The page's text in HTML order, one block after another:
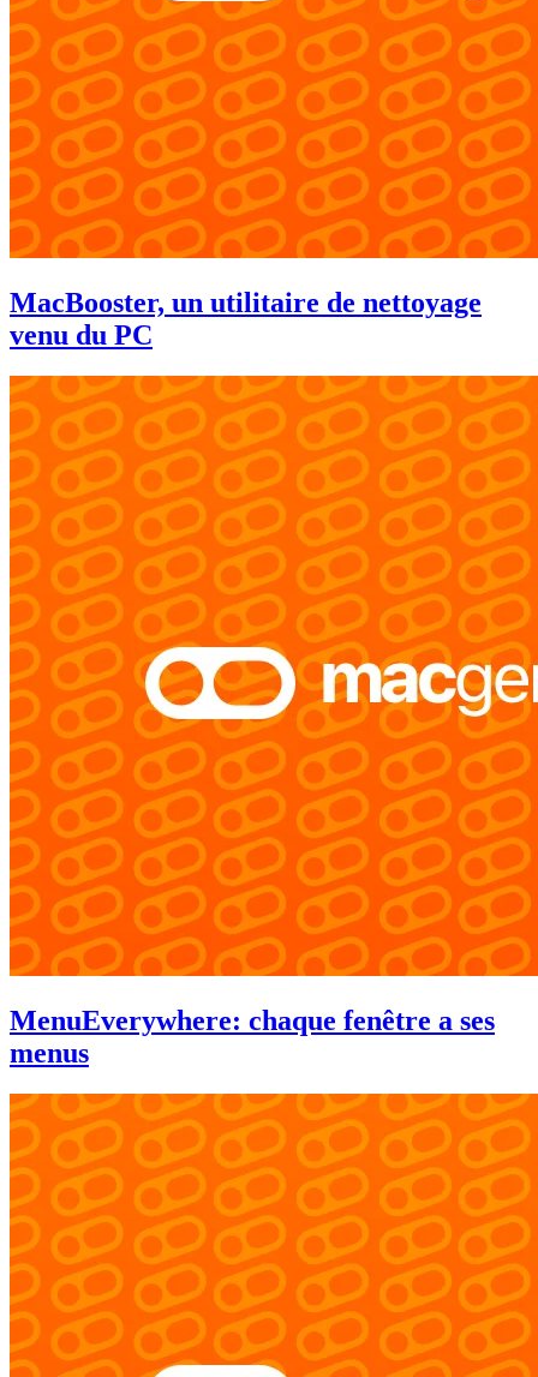
MacBooster, un utilitaire de nettoyage
venu du PC
MenuEverywhere: chaque fenêtre a ses
menus